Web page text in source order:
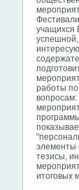
учащихся
работы
вопросам:
элементы
тезисы,
итоговых